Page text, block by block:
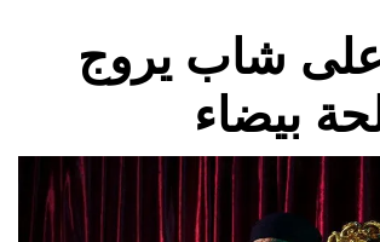
على شاب يروج
بيضاء